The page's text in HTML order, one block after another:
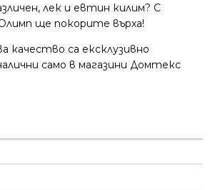
лек и евтин килим? С
ще покорите върха!
качество са ексклузивно
само в магазини Домтекс